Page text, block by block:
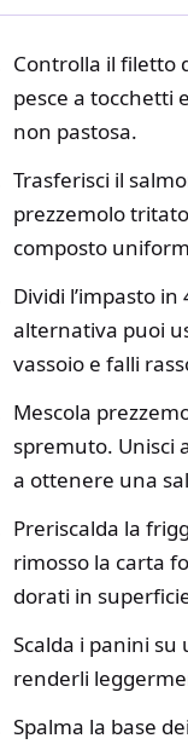
Controlla il filetto
pesce a tocchetti
non pastosa.
Trasferisci il
prezzemolo
composto
Dividi l’impasto
alternativa puoi
vassoio e falli
Mescola
spremuto. Unisci
a ottenere una
Preriscalda la
rimosso la carta
dorati in
Scalda i panini
renderli
Spalma la base